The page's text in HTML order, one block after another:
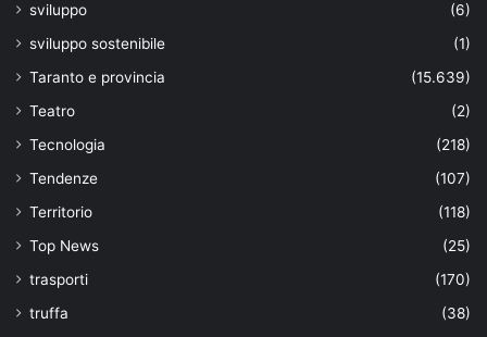
sviluppo
(6)
sviluppo sostenibile
(1)
Taranto e provincia
(15.639)
Teatro
(2)
Tecnologia
(218)
Tendenze
(107)
Territorio
(118)
Top News
(25)
trasporti
(170)
truffa
(38)